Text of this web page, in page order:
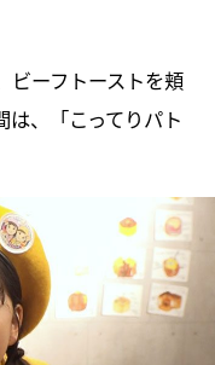
ビーフトーストを頬
、「こってりパト